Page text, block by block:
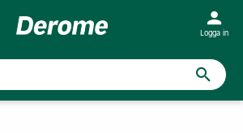
Logga in